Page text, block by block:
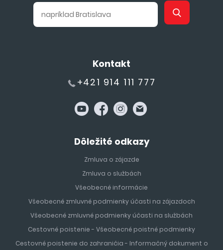
Kontakt
+421 914 111 777
Dôležité odkazy
Zmluva o zájazde
Zmluva o službách
Všeobecné informácie
Všeobecné zmluvné podmienky účasti na zájazdoch
Všeobecné zmluvné podmienky účasti na službách
Cestovné poistenie - Všeobecné poistné podmienky
Cestovné poistenie do zahraničia - Informačný dokument o